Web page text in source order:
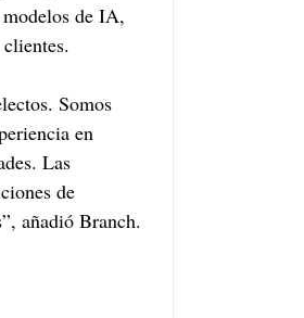
de IA,
Somos
en
Las
de
añadió Branch.